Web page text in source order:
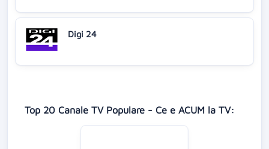
Digi 24
Top 20 Canale TV Populare - Ce e ACUM la TV: